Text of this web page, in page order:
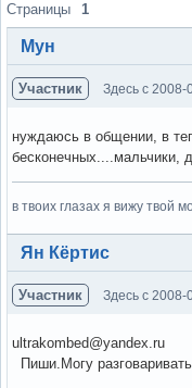
Страницы 1
Мун
Участник Здесь с 2008-
нуждаюсь в общении, в
бесконечных....мальчики,
в твоих глазах я вижу твой
Вне форума
Ян Кёртис
Участник Здесь с 2008-
ultrakombed@yandex.ru
Пиши.Могу